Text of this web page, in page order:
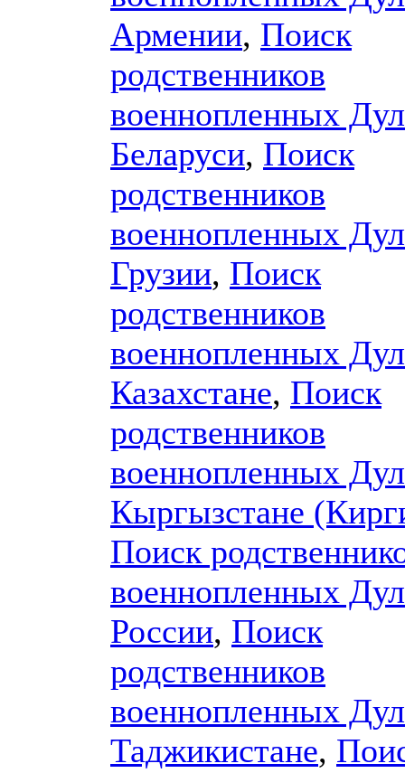
Армении, Поиск
родственников
военнопленных
Беларуси, Поиск
родственников
военнопленных
Грузии, Поиск
родственников
военнопленных
Казахстане, Поиск
родственников
военнопленных
Кыргызстане
Поиск
военнопленных
России, Поиск
родственников
военнопленных
Таджикистане,